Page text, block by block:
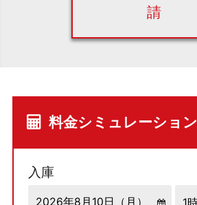
請
料金シミュレーション
入庫